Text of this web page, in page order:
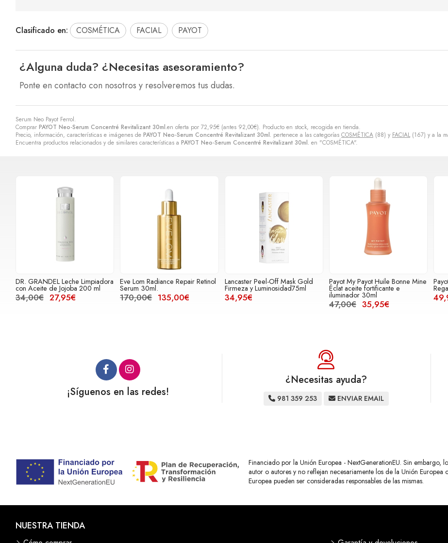
Serum Neo Payot Ferrol.
Comprar PAYOT Neo-Serum Concentré Revitalizant 30ml.en oferta por 72,95€ (antes 92,00€). Producto en stock, recogida en tienda.
Precio, información, características e imágenes de PAYOT Neo-Serum Concentré Revitalizant 30ml. pertenece a las categorías COSMÉTICA (88) y FACIAL(167) y a la
Encuentra productos relacionados y de similares características a PAYOT Neo-Serum Concentré Revitalizant 30ml. en "COSMÉTICA".
Clasificado en: COSMÉTICA FACIAL PAYOT
¿Alguna duda? ¿Necesitas asesoramiento?
Ponte en contacto con nosotros y resolveremos tus dudas.
DR. GRANDEL Leche Limpiadora
con Aceite de Jojoba 200 ml
34,00€ 27,95€
Eve Lom Radiance Repair Retinol
Serum 30ml.
170,00€ 135,00€
Lancaster Peel-Off Mask Gold
Firmeza y Luminosidad75ml
34,95€
Payot My Payot Huile Bonne Mine
Éclat aceite fortificante e
iluminador 30ml
47,00€ 35,95€
¡Síguenos en las redes!
¿Necesitas ayuda?
981 359 253 ENVIAR EMAIL
Financiado por la Unión Europea - NextGenerationEU. Sin embargo,
autor o autores y no reflejan necesariamente los de la Unión
Europea pueden ser consideradas responsables de las mismas.
NUESTRA TIENDA